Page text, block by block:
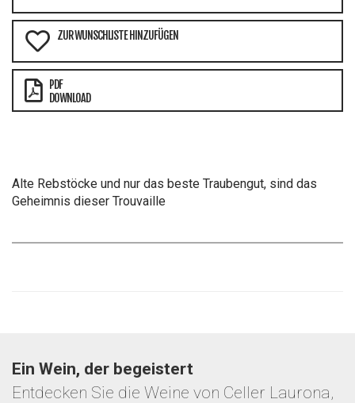
ZUR WUNSCHLISTE HINZUFÜGEN
PDF
DOWNLOAD
Alte Rebstöcke und nur das beste Traubengut, sind das
Geheimnis dieser Trouvaille
Ein Wein, der begeistert
Entdecken Sie die Weine von Celler Laurona,